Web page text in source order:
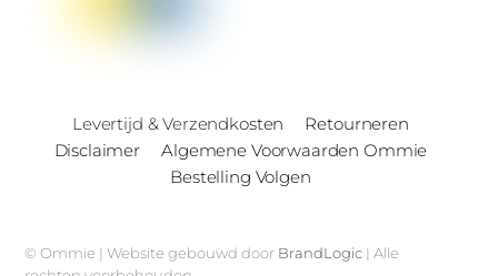
Levertijd & Verzendkosten
Retourneren
Disclaimer
Algemene Voorwaarden Ommie
Bestelling Volgen
© Ommie | Website gebouwd door BrandLogic | Alle